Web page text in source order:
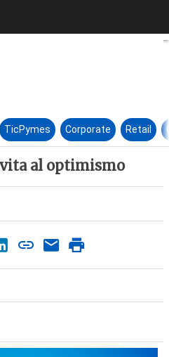
Ranking que invita al
TicPymes Corporate Retail
al optimismo